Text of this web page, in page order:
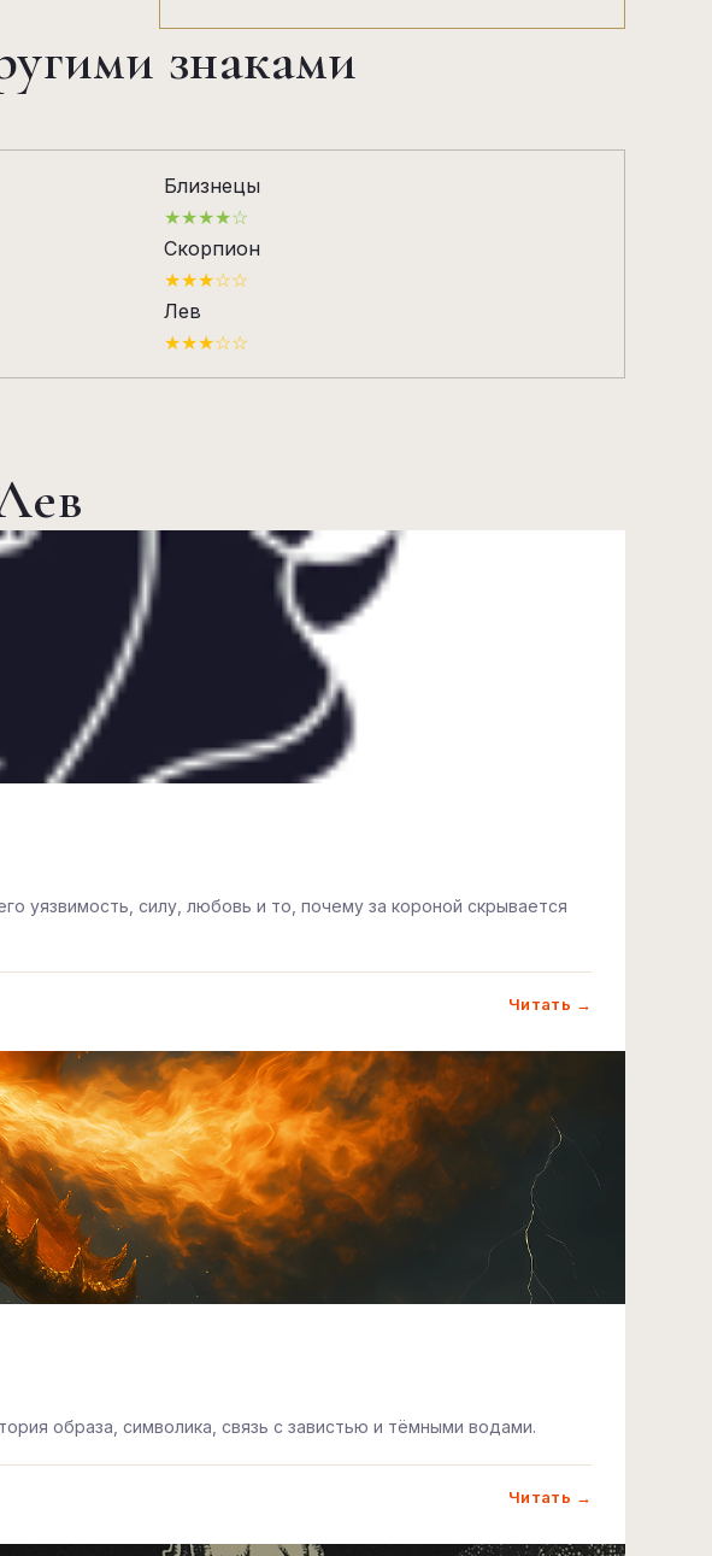
знаками
Близнецы
★★★★☆
Скорпион
★★★☆☆
Лев
★★★☆☆
уязвимость, силу, любовь и то, почему за короной скрывается
Читать →
образа, символика, связь с завистью и тёмными водами.
Читать →